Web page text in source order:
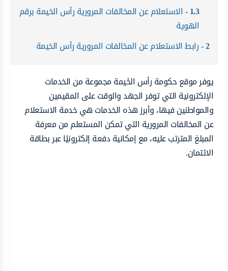
1.3 الاستعلام عن المخالفات المرورية رأس الخيمة برقم
الهوية
2 رابط الاستعلام عن المخالفات المرورية رأس الخيمة
يوفر موقع حكومة رأس الخَيمة مجموعة من الخدمات
الإلكترونية التي توفر الجهد والوقت على المقيمين
والمواطنين فيها، وأبرز هذه الخدمات هي خدمة الاستعلام
عن المخالفات المرورية التي تمكن المستعلم من معرفة
المبلغ المترتب عليه، مع إمكانية دفعة إلكترونيًا عبر بطاقة
الائتمان.